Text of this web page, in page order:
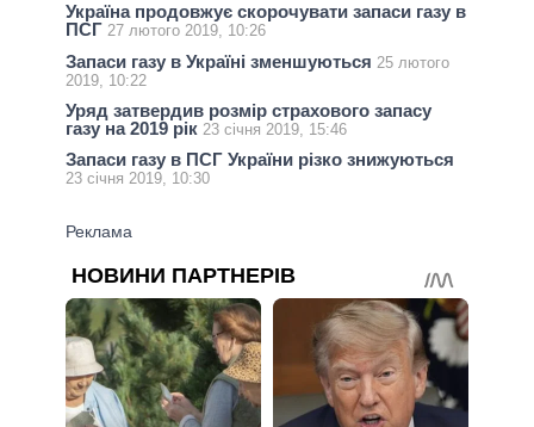
Україна продовжує скорочувати запаси газу в
ПСГ 27 лютого 2019, 10:26
Запаси газу в Україні зменшуються 25 лютого
2019, 10:22
Уряд затвердив розмір страхового запасу
газу на 2019 рік 23 січня 2019, 15:46
Запаси газу в ПСГ України різко знижуються
23 січня 2019, 10:30